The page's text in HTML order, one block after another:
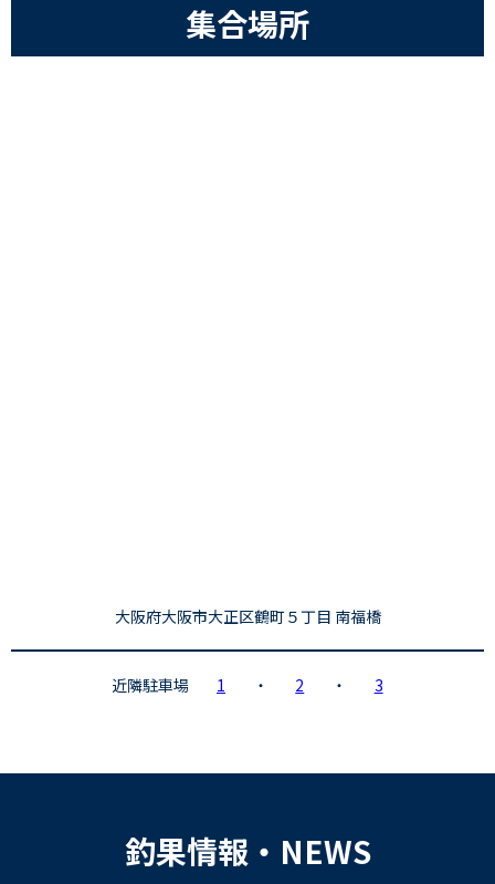
集合場所
大阪府大阪市大正区鶴町５丁目 南福橋
近隣駐車場 1 ・ 2 ・ 3
釣果情報・NEWS